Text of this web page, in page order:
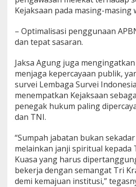
Kejaksaan pada masing-masing
– Optimalisasi penggunaan
dan tepat sasaran.
Jaksa Agung juga
menjaga kepercayaan publik,
survei Lembaga Survei
menempatkan Kejaksaan
penegak hukum paling
dan TNI.
“Sumpah jabatan bukan
melainkan janji spiritual kepada
Kuasa yang harus
bekerja dengan semangat Tri
demi kemajuan institusi,”